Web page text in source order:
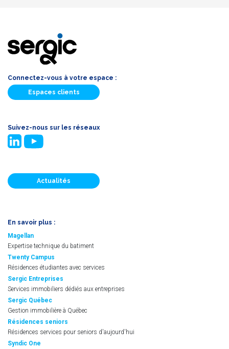
Connectez-vous à votre espace :
Espaces clients
Suivez-nous sur les réseaux
Actualités
En savoir plus :
Magellan
Expertise technique du batiment
Twenty Campus
Résidences étudiantes avec services
Sergic Entreprises
Services immobiliers dédiés aux entreprises
Sergic Québec
Gestion immobilière à Québec
Résidences seniors
Résidences services pour seniors d'aujourd'hui
Syndic One